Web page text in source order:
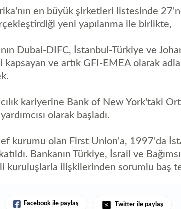
en büyük şirketleri listesinde
yeni yapılanma ile birlikte,
Dubai-DIFC, İstanbul-Türkiye ve
ve artık GFI-EMEA olarak
kariyerine Bank of New York'taki
olarak başladı.
kurumu olan First Union'a, 1997'da
Bankanın Türkiye, İsrail ve
kuruluşlarla ilişkilerinden sorumlu baş
Facebook ile paylaş Twitter ile paylaş